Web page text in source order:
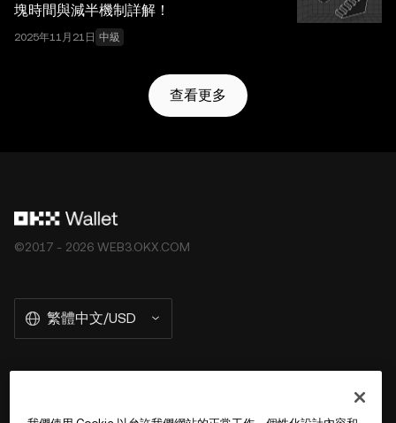
塊時間與減半機制詳解！
2025年11月21日 中級
查看更多
©2017 - 2026 WEB3.OKX.COM
繁體中文/USD